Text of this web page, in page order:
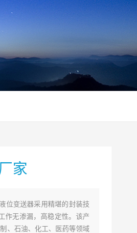
家
位变送器采用精堪的封装技
作无渗漏，高稳定性。该产
、石油、化工、医药等领域